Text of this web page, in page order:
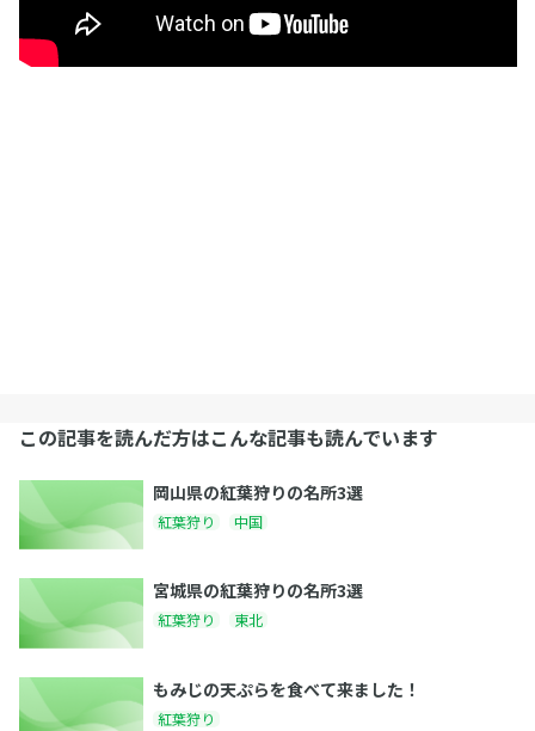
この記事を読んだ方はこんな記事も読んでいます
岡山県の紅葉狩りの名所3選
紅葉狩り 中国
宮城県の紅葉狩りの名所3選
紅葉狩り 東北
もみじの天ぷらを食べて来ました！
紅葉狩り